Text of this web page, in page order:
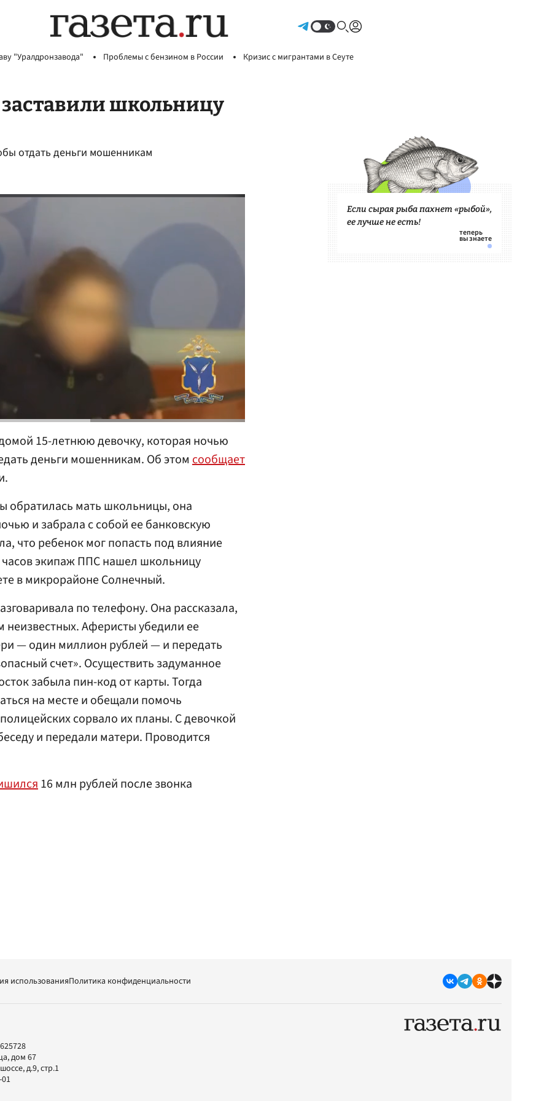
"Уралдронзавода" Проблемы с бензином в России Кризис с мигрантами в Сеуте
школьницу
отдать деньги мошенникам
15-летнюю девочку, которая ночью
деньги мошенникам. Об этом сообщает
обратилась мать школьницы, она
и забрала с собой ее банковскую
что ребенок мог попасть под влияние
часов экипаж ППС нашел школьницу
в микрорайоне Солнечный.
по телефону. Она рассказала,
неизвестных. Аферисты убедили ее
— один миллион рублей — и передать
счет». Осуществить задуманное
забыла пин-код от карты. Тогда
на месте и обещали помочь
сорвало их планы. С девочкой
и передали матери. Проводится
16 млн рублей после звонка
Если сырая рыба пахнет «рыбой»,
ее лучше не есть!
использованияПолитика конфиденциальности
дом 67
д.9, стр.1